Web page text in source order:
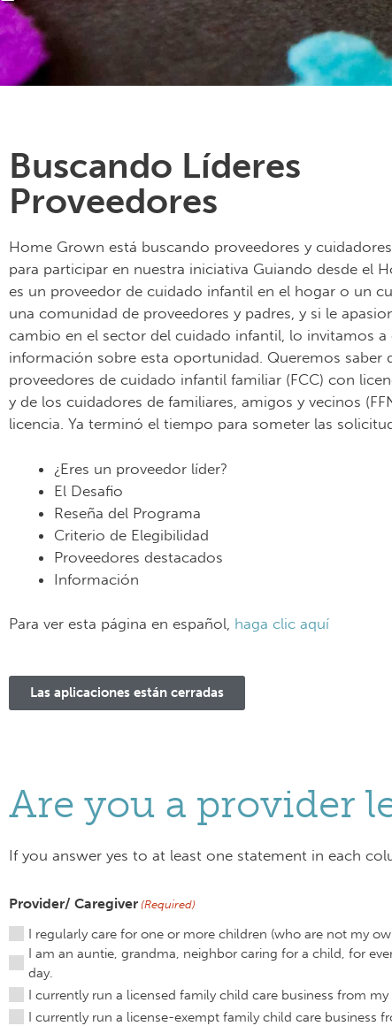
Buscando Líderes
Proveedores
Home Grown está buscando proveedores y
para participar en nuestra iniciativa Guiando desde el
es un proveedor de cuidado infantil en el hogar o un
una comunidad de proveedores y padres, y si le
cambio en el sector del cuidado infantil, lo invitamos a
información sobre esta oportunidad. Queremos saber
proveedores de cuidado infantil familiar (FCC) con
y de los cuidadores de familiares, amigos y vecinos
licencia. Ya terminó el tiempo para someter las
¿Eres un proveedor líder?
El Desafio
Reseña del Programa
Criterio de Elegibilidad
Proveedores destacados
Información
Para ver esta página en español, haga clic aquí
Las aplicaciones están cerradas
Are you a provider
If you answer yes to at least one statement in each
Provider/ Caregiver (Required)
I regularly care for one or more children (who are not my
I am an auntie, grandma, neighbor caring for a child, for
day.
I currently run a licensed family child care business from my
I currently run a license-exempt family child care business